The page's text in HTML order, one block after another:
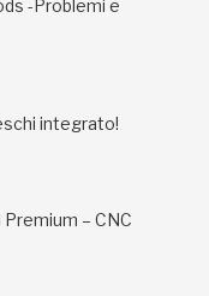
-Problemi e
integrato!
Premium – CNC